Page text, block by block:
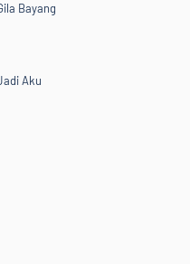
Bayang
Aku